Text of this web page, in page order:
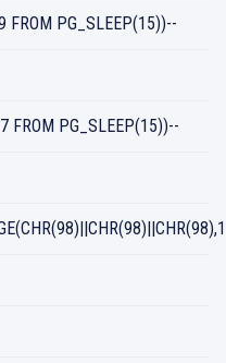
FROM PG_SLEEP(15))--
FROM PG_SLEEP(15))--